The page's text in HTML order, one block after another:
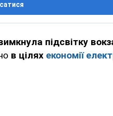
підсвітку
в цілях економії